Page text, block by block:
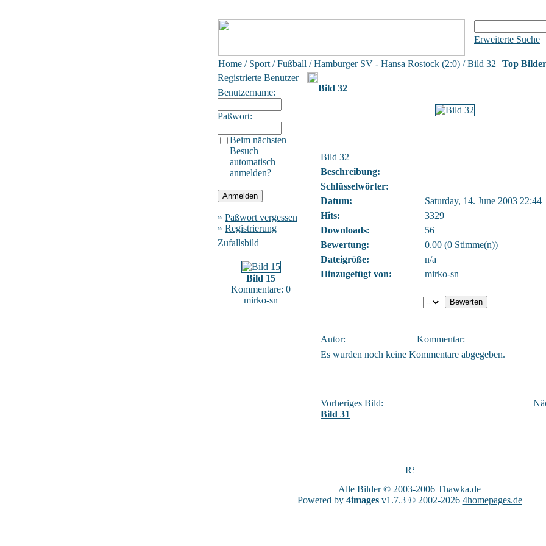
Erweiterte Suche
Home / Sport /Fußball /Hamburger SV - Hansa Rostock (2:0) / Bild 32 Top Bilder
Registrierte Benutzer
Benutzername:
Paßwort:
Beim nächsten
Besuch
automatisch
anmelden?
» Paßwort vergessen
» Registrierung
Zufallsbild
Bild 15
Kommentare: 0
mirko-sn
Bild 32
Bild 32
Beschreibung:
Schlüsselwörter:
Datum:
Saturday, 14. June 2003 22:44
Hits:
3329
Downloads:
56
Bewertung:
0.00 (0 Stimme(n))
Dateigröße:
n/a
Hinzugefügt von:
mirko-sn
Autor:
Kommentar:
Es wurden noch keine Kommentare abgegeben.
Vorheriges Bild:
Bild 31
Alle Bilder © 2003-2006 Thawka.de
Powered by 4imagesv1.7.3 © 2002-2026 4homepages.de